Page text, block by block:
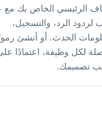
الرئيسي الخاص بك مع
لردود الرد، والتسجيل،
الحدث. أو أنشئ
لكل وظيفة، اعتمادًا
تصميمك.